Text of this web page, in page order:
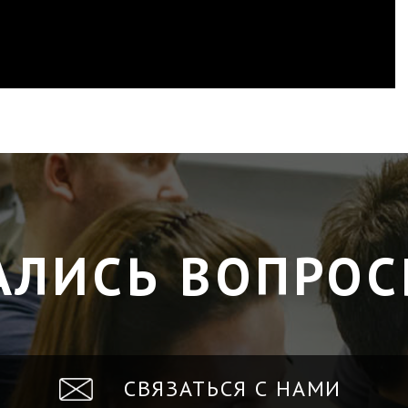
СВЯЗАТЬСЯ С НАМИ